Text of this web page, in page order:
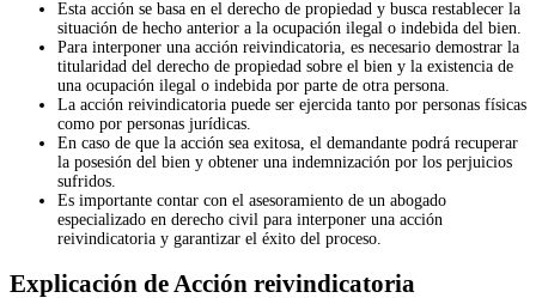
Esta acción se basa en el derecho de propiedad y busca restablecer la
situación de hecho anterior a la ocupación ilegal o indebida del bien.
Para interponer una acción reivindicatoria, es necesario demostrar la
titularidad del derecho de propiedad sobre el bien y la existencia de
una ocupación ilegal o indebida por parte de otra persona.
La acción reivindicatoria puede ser ejercida tanto por personas físicas
como por personas jurídicas.
En caso de que la acción sea exitosa, el demandante podrá recuperar
la posesión del bien y obtener una indemnización por los perjuicios
sufridos.
Es importante contar con el asesoramiento de un abogado
especializado en derecho civil para interponer una acción
reivindicatoria y garantizar el éxito del proceso.
Explicación de Acción reivindicatoria